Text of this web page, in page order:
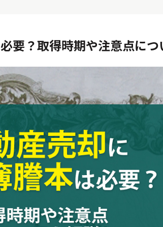
要？取得時期や注意点につ